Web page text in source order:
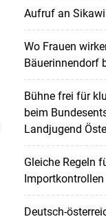
Aufruf an
Wo Frauen
Bäuerinnendorf
Bühne frei für
beim
Landjugend
Gleiche Regeln
Deutsch-